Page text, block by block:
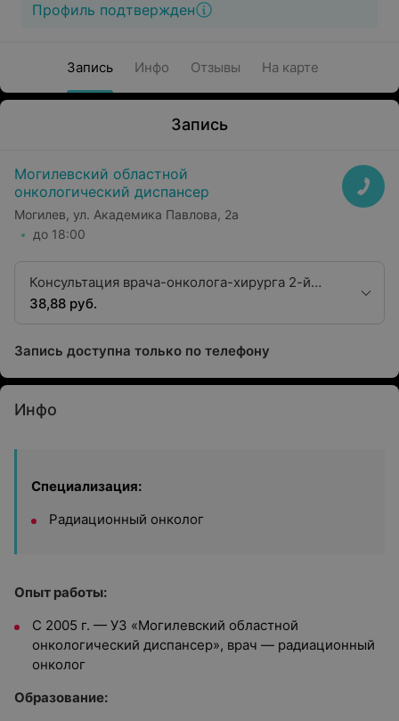
Профиль подтвержден
Запись Инфо Отзывы На карте
Запись
Могилевский областной
онкологический диспансер
Могилев, ул. Академика Павлова, 2а
до 18:00
Консультация врача-онколога-хирурга 2-й
квалификационной категории
38,88 руб.
Запись доступна только по телефону
Инфо
Специализация:
Радиационный онколог
Опыт работы:
С 2005 г. — УЗ «Могилевский областной
онкологический диспансер», врач — радиационный
онколог
Образование: